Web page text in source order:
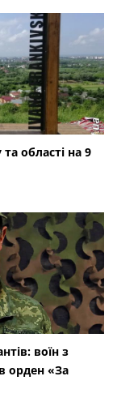
області на 9
воїн з
орден «За